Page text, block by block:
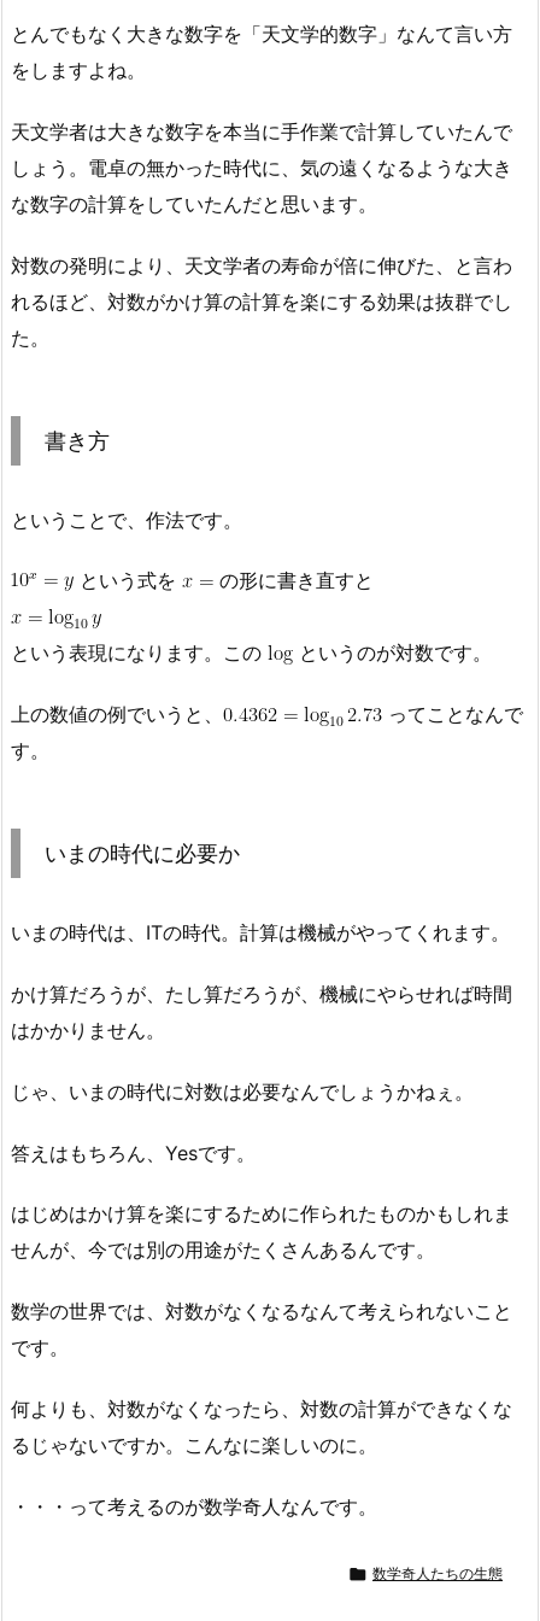
とんでもなく大きな数字を「天文学的数字」なんて言い方
をしますよね。
天文学者は大きな数字を本当に手作業で計算していたんで
しょう。電卓の無かった時代に、気の遠くなるような大き
な数字の計算をしていたんだと思います。
対数の発明により、天文学者の寿命が倍に伸びた、と言わ
れるほど、対数がかけ算の計算を楽にする効果は抜群でし
た。
書き方
ということで、作法です。
という式を の形に書き直すと
という表現になります。この というのが対数です。
上の数値の例でいうと、
ってことなんで
す。
いまの時代に必要か
いまの時代は、ITの時代。計算は機械がやってくれます。
かけ算だろうが、たし算だろうが、機械にやらせれば時間
はかかりません。
じゃ、いまの時代に対数は必要なんでしょうかねぇ。
答えはもちろん、Yesです。
はじめはかけ算を楽にするために作られたものかもしれま
せんが、今では別の用途がたくさんあるんです。
数学の世界では、対数がなくなるなんて考えられないこと
です。
何よりも、対数がなくなったら、対数の計算ができなくな
るじゃないですか。こんなに楽しいのに。
・・・って考えるのが数学奇人なんです。
 数学奇人たちの生態